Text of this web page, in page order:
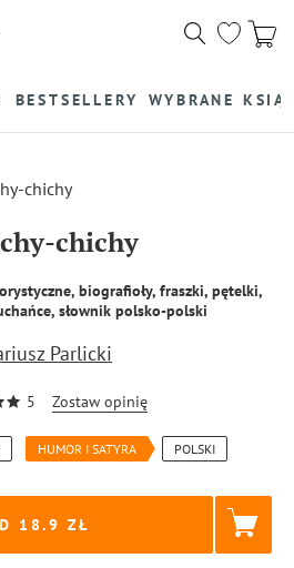
BESTSELLERY WYBRANE
chichy
biografioły, fraszki, pętelki,
słownik polsko-polski
Parlicki
5 Zostaw opinię
HUMOR I SATYRA POLSKI
18.9